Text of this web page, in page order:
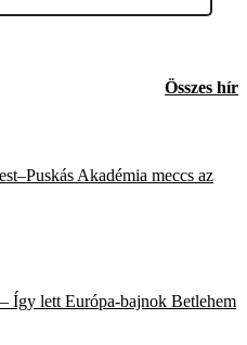
Összes hír
Akadémia meccs az
Így lett Európa-bajnok Betlehem